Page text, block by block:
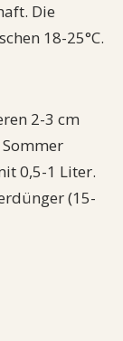
Die
18-25°C.
2-3 cm
0,5-1 Liter.
(15-